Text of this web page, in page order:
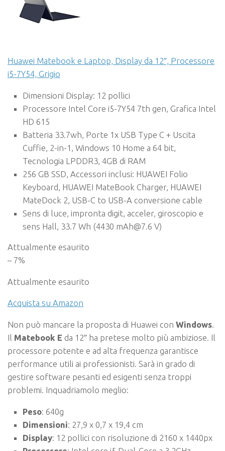
Huawei Matebook e Laptop, Display da 12″, Processore
i5-7Y54, Grigio
Dimensioni Display: 12 pollici
Processore Intel Core i5-7Y54 7th gen, Grafica Intel
HD 615
Batteria 33.7wh, Porte 1x USB Type C + Uscita
Cuffie, 2-in-1, Windows 10 Home a 64 bit,
Tecnologia LPDDR3, 4GB di RAM
256 GB SSD, Accessori inclusi: HUAWEI Folio
Keyboard, HUAWEI MateBook Charger, HUAWEI
MateDock 2, USB-C to USB-A conversione cable
Sens di luce, impronta digit, acceler, giroscopio e
sens Hall, 33.7 Wh (4430 mAh@7.6 V)
Attualmente esaurito
– 7%
Attualmente esaurito
Acquista su Amazon
Non può mancare la proposta di Huawei con Windows.
Il Matebook E da 12″ ha pretese molto più ambiziose. Il
processore potente e ad alta frequenza garantisce
performance utili ai professionisti. Sarà in grado di
gestire software pesanti ed esigenti senza troppi
problemi. Inquadriamolo meglio:
Peso: 640g
Dimensioni: 27,9 x 0,7 x 19,4 cm
Display: 12 pollici con risoluzione di 2160 x 1440px